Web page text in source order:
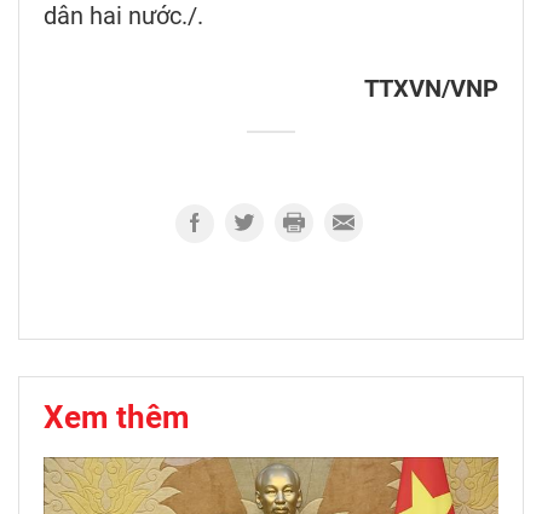
dân hai nước./.
TTXVN/VNP
Xem thêm